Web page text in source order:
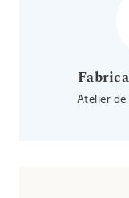
Atelier